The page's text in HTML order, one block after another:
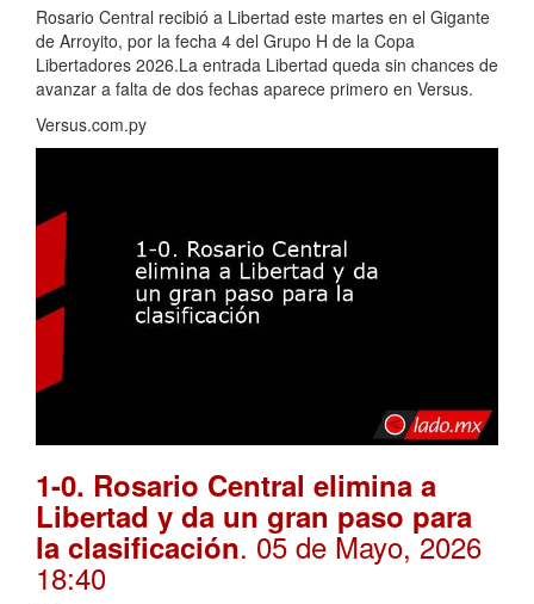
Rosario Central recibió a Libertad este martes en el Gigante
de Arroyito, por la fecha 4 del Grupo H de la Copa
Libertadores 2026.La entrada Libertad queda sin chances de
avanzar a falta de dos fechas aparece primero en Versus.
Versus.com.py
1-0. Rosario Central elimina a
Libertad y da un gran paso para
la clasificación. 05 de Mayo, 2026
18:40